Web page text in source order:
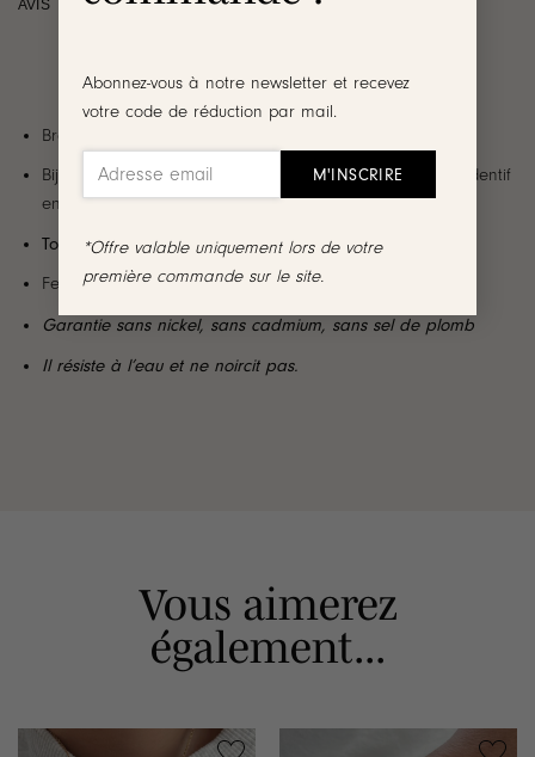
Abonnez-vous à notre newsletter et recevez
votre code de réduction par mail.
*Offre valable uniquement lors de votre
première commande sur le site.
AVIS
Bracelet en acier inoxydable doré
Bijou décoré d’une chaîne à maillons ovales et d’un pendentif
en forme de cœur au fini bombé
Tour de poignet ajustablede : 16 cm à 18.5 cm
Fermoir mousqueton ovale
Garantie sans nickel, sans cadmium, sans sel de plomb
Il résiste à l’eau et ne noircit pas.
Vous aimerez
également...